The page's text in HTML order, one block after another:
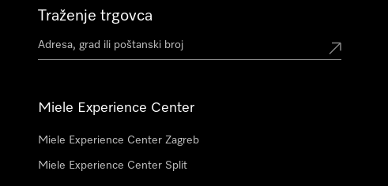
Traženje trgovca
Miele Experience Center
Miele Experience Center Zagreb
Miele Experience Center Split